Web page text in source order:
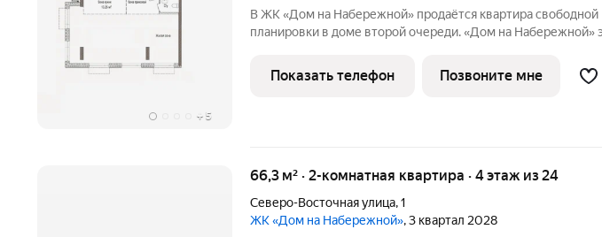
+ 5
В ЖК «Дом на Набережной» продаётся квартира свободной
планировки в доме второй очереди. «Дом на Набережной» это
отмеченный архитектурной премией «Искусство строить».
Собственная благоустроенная
Показать телефон Позвоните мне
66,3 м² · 2-комнатная квартира · 4 этаж из 24
Северо-Восточная улица,1
ЖК «Дом на Набережной», 3 квартал 2028